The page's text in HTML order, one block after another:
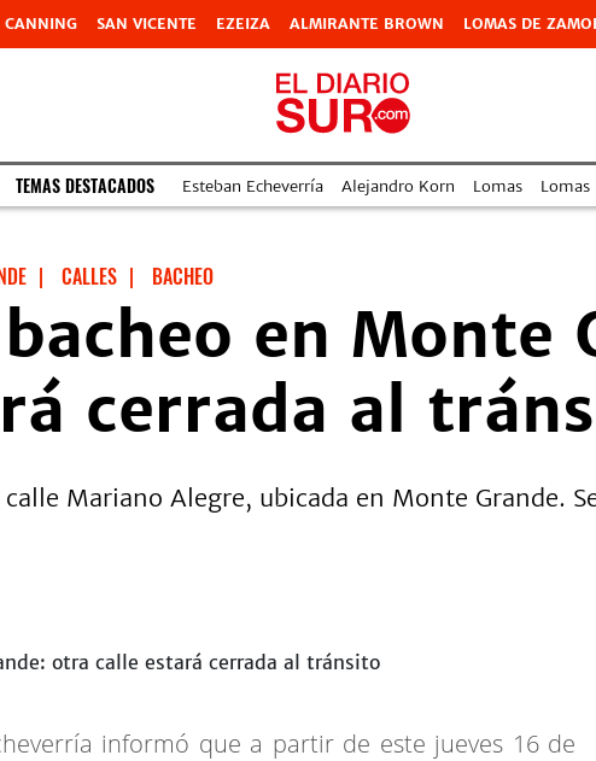
CANNING SAN VICENTE EZEIZA ALMIRANTE BROWN LOMAS DE
TEMAS DESTACADOS Esteban Echeverría Alejandro Korn Lomas Lomas
| CALLES | BACHEO
en Monte
cerrada al
Mariano Alegre, ubicada en Monte Grande.
informó que a partir de este jueves 16 de